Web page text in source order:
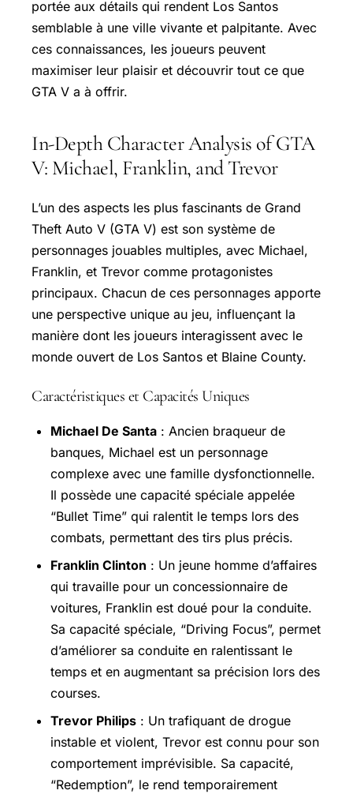
portée aux détails qui rendent Los Santos
semblable à une ville vivante et palpitante. Avec
ces connaissances, les joueurs peuvent
maximiser leur plaisir et découvrir tout ce que
GTA V a à offrir.
In-Depth Character Analysis of GTA
V: Michael, Franklin, and Trevor
L’un des aspects les plus fascinants de Grand
Theft Auto V (GTA V) est son système de
personnages jouables multiples, avec Michael,
Franklin, et Trevor comme protagonistes
principaux. Chacun de ces personnages apporte
une perspective unique au jeu, influençant la
manière dont les joueurs interagissent avec le
monde ouvert de Los Santos et Blaine County.
Caractéristiques et Capacités Uniques
Michael De Santa : Ancien braqueur de
banques, Michael est un personnage
complexe avec une famille dysfonctionnelle.
Il possède une capacité spéciale appelée
“Bullet Time” qui ralentit le temps lors des
combats, permettant des tirs plus précis.
Franklin Clinton : Un jeune homme d’affaires
qui travaille pour un concessionnaire de
voitures, Franklin est doué pour la conduite.
Sa capacité spéciale, “Driving Focus”, permet
d’améliorer sa conduite en ralentissant le
temps et en augmentant sa précision lors des
courses.
Trevor Philips : Un trafiquant de drogue
instable et violent, Trevor est connu pour son
comportement imprévisible. Sa capacité,
“Redemption”, le rend temporairement